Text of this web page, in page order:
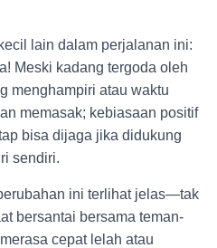
lain dalam perjalanan ini:
Meski kadang tergoda oleh
menghampiri atau waktu
memasak; kebiasaan positif
bisa dijaga jika didukung
sendiri.
ini terlihat jelas—tak
bersantai bersama teman-
cepat lelah atau